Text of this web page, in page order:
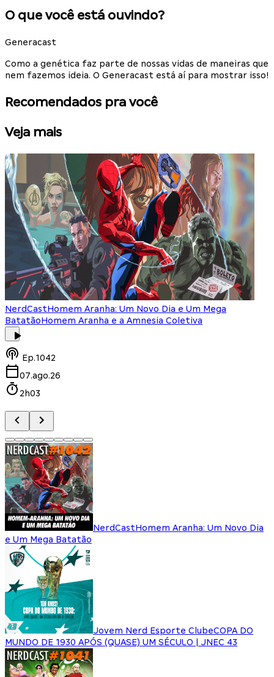
O que você está ouvindo?
Generacast
Como a genética faz parte de nossas vidas de maneiras que
nem fazemos ideia. O Generacast está aí para mostrar isso!
Recomendados pra você
Veja mais
NerdCastHomem Aranha: Um Novo Dia e Um Mega
BatatãoHomem Aranha e a Amnesia Coletiva
Ep.1042
07.ago.26
2h03
NerdCastHomem Aranha: Um Novo Dia
e Um Mega Batatão
Jovem Nerd Esporte ClubeCOPA DO
MUNDO DE 1930 APÓS (QUASE) UM SÉCULO | JNEC 43